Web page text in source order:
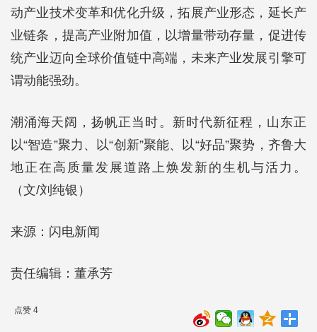
动产业技术变革和优化升级，拓展产业形态，延长产
业链条，提高产业附加值，以增量带动存量，促进传
统产业迈向全球价值链中高端，未来产业发展引擎可
谓动能强劲。
潮涌海天阔，扬帆正当时。新时代新征程，山东正
以“智造”聚力、以“创新”聚能、以“好品”聚势，齐鲁大
地正在高质量发展道路上焕发新的生机与活力。
（文/刘纯银）
来源：闪电新闻
责任编辑：董承芳
点赞 4